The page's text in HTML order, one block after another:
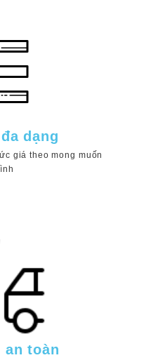
dạng
giá theo mong muốn
an toàn